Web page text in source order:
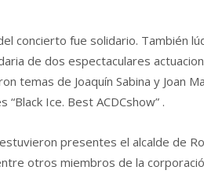
concierto fue solidario. También
de dos espectaculares
temas de Joaquín Sabina y Joan
“Black Ice. Best ACDCshow” .
presentes el alcalde de
otros miembros de la